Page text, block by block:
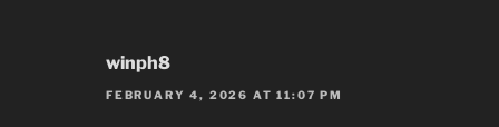
winph8
FEBRUARY 4, 2026 AT 11:07 PM